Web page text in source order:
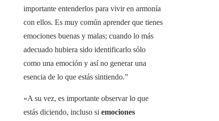
importante entenderlos para vivir en armonía
con ellos. Es muy común aprender que tienes
emociones buenas y malas; cuando lo más
adecuado hubiera sido identificarlo sólo
como una emoción y así no generar una
esencia de lo que estás sintiendo.”
«A su vez, es importante observar lo que
estás diciendo, incluso si emociones